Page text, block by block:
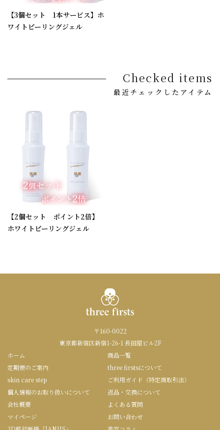
【3個セット 1本サービス】ホ
ワイトピーリングジェル
Checked items
最近チェックしたアイテム
【2個セット ポイント2倍】
ホワイトピーリングジェル
〒160-0022
東京都新宿区新宿1-26-1 長田屋ビル2F
ホーム
商品一覧
定期便のご案内
three firstsについて
skin care step
ご利用ガイド（特定商取引法）
個人情報のお取り扱いについて
返品・交換について
会社概要
よくある質問
マイページ
お問い合わせ